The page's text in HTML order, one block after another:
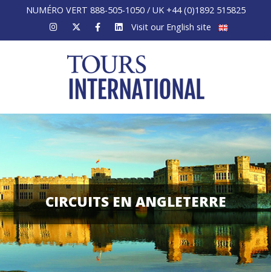
NUMÉRO VERT 888-505-1050 / UK +44 (0)1892 515825
Visit our English site
CIRCUITS EN ANGLETERRE